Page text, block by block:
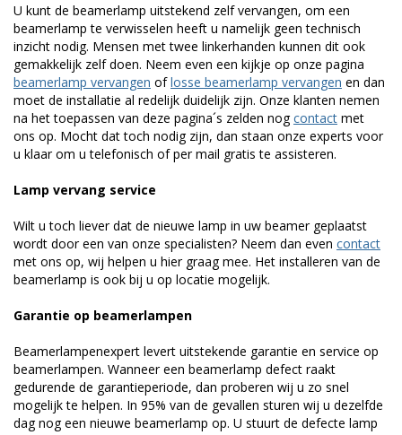
U kunt de beamerlamp uitstekend zelf vervangen, om een
beamerlamp te verwisselen heeft u namelijk geen technisch
inzicht nodig. Mensen met twee linkerhanden kunnen dit ook
gemakkelijk zelf doen. Neem even een kijkje op onze pagina
beamerlamp vervangen oflosse beamerlamp vervangen en dan
moet de installatie al redelijk duidelijk zijn. Onze klanten nemen
na het toepassen van deze pagina´s zelden nogcontact met
ons op. Mocht dat toch nodig zijn, dan staan onze experts voor
u klaar om u telefonisch of per mail gratis te assisteren.
Lamp vervang service
Wilt u toch liever dat de nieuwe lamp in uw beamer geplaatst
wordt door een van onze specialisten? Neem dan even contact
met ons op, wij helpen u hier graag mee. Het installeren van de
beamerlamp is ook bij u op locatie mogelijk.
Garantie op beamerlampen
Beamerlampenexpert levert uitstekende garantie en service op
beamerlampen. Wanneer een beamerlamp defect raakt
gedurende de garantieperiode, dan proberen wij u zo snel
mogelijk te helpen. In 95% van de gevallen sturen wij u dezelfde
dag nog een nieuwe beamerlamp op. U stuurt de defecte lamp